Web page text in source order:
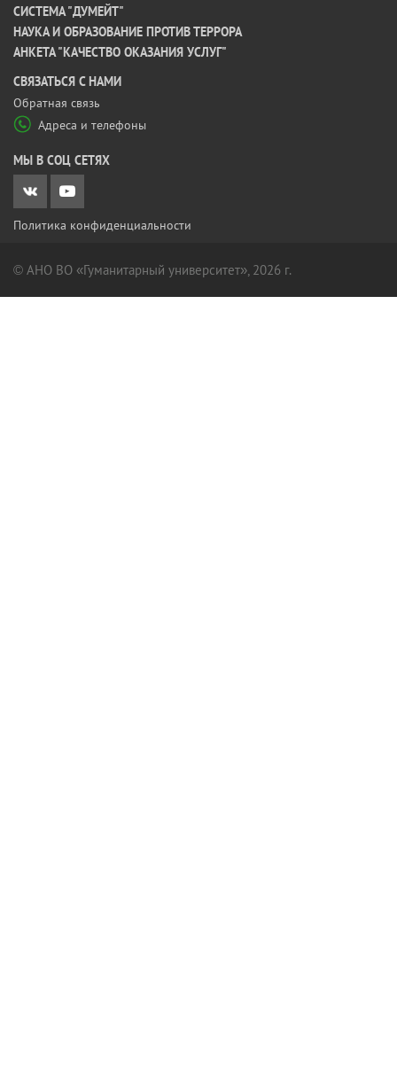
СИСТЕМА "ДУМЕЙТ"
НАУКА И ОБРАЗОВАНИЕ ПРОТИВ ТЕРРОРА
АНКЕТА "КАЧЕСТВО ОКАЗАНИЯ УСЛУГ"
CВЯЗАТЬСЯ С НАМИ
Обратная связь
Адреса и телефоны
МЫ В СОЦ СЕТЯХ
Политика конфиденциальности
© АНО ВО «Гуманитарный университет», 2026 г.